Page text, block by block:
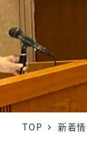
TOP 新着